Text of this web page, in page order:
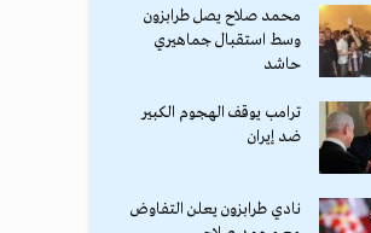
محمد صلاح يصل طرابزون
وسط استقبال جماهيري
حاشد
ترامب يوقف الهجوم الكبير
ضد إيران
نادي طرابزون يعلن التفاوض